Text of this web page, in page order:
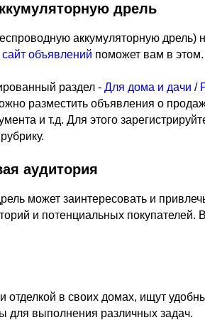
дрель
аккумуляторную дрель)
сайт объявлений поможет вам в этом.
раздел - Для дома и дачи /
разместить объявления о
и т.д. Для этого
аудитория
может заинтересовать и
и потенциальных покупателей.
в своих домах, ищут
для выполнения различных задач.